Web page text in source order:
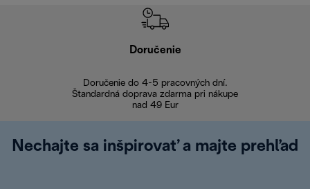
Doručenie
Doručenie do 4-5 pracovných dní.
Štandardná doprava zdarma pri nákupe
nad 49 Eur
Nechajte sa inšpirovať a majte prehľad